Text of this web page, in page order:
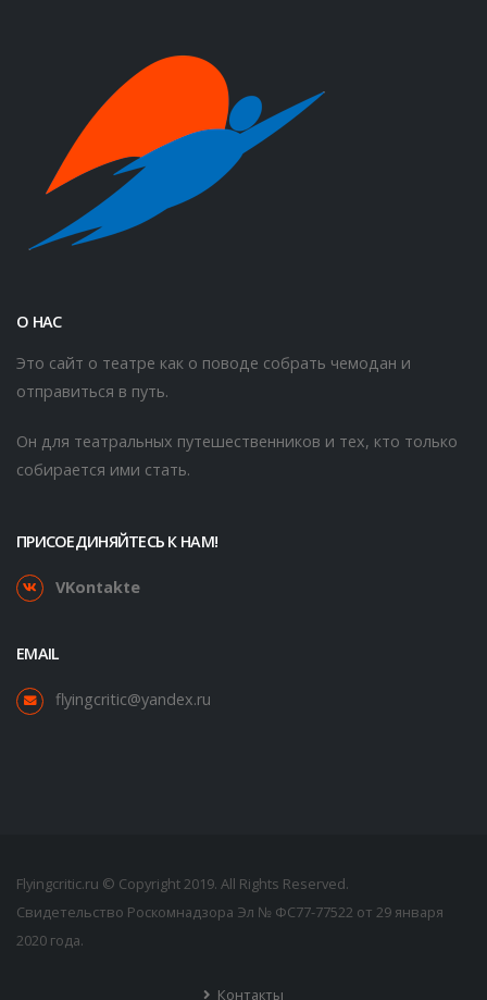
О НАС
Это сайт о театре как о поводе собрать чемодан и
отправиться в путь.
Он для театральных путешественников и тех, кто только
собирается ими стать.
ПРИСОЕДИНЯЙТЕСЬ К НАМ!
VKontakte
EMAIL
flyingcritic@yandex.ru
Flyingcritic.ru © Copyright 2019. All Rights Reserved.
Свидетельство Роскомнадзора Эл № ФС77-77522 от 29 января
2020 года.
Контакты